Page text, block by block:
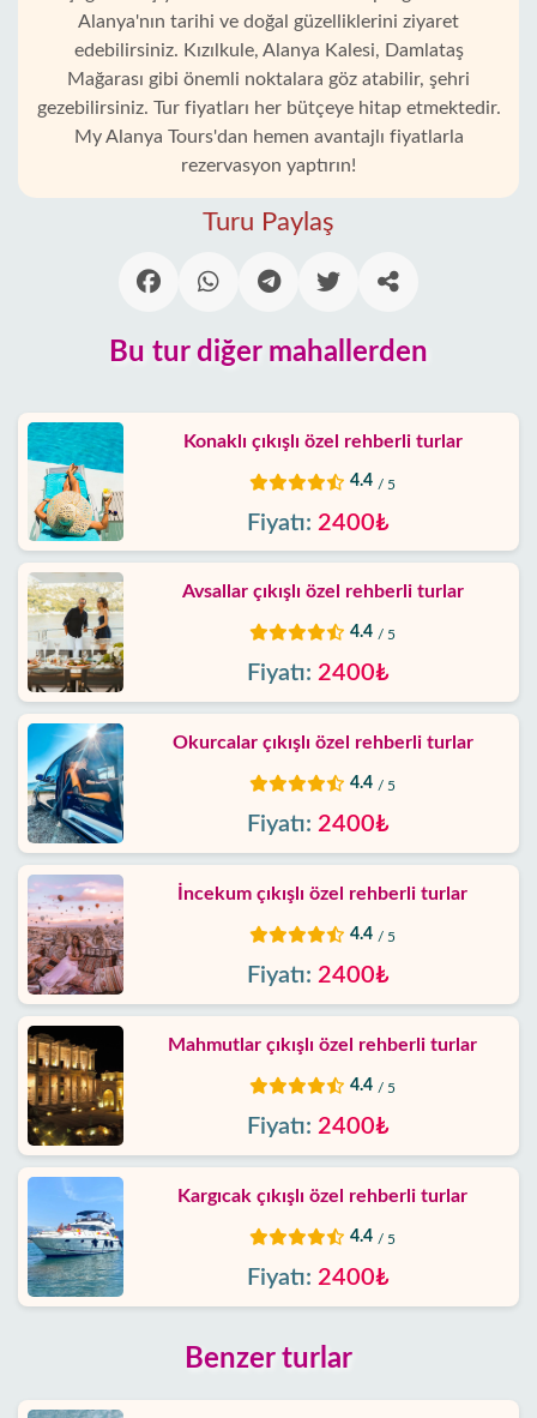
Sayfa
Google
yorumları
Biz
kimiz
Sunduklarımız
Hizmet
Şartları
Gizlilik
Politikası
İletişim
Alanya'nın tarihi ve doğal güzelliklerini ziyaret
edebilirsiniz. Kızılkule, Alanya Kalesi, Damlataş
Mağarası gibi önemli noktalara göz atabilir, şehri
gezebilirsiniz. Tur fiyatları her bütçeye hitap etmektedir.
My Alanya Tours'dan hemen avantajlı fiyatlarla
rezervasyon yaptırın!
Turu Paylaş
Bu tur diğer mahallerden
Konaklı çıkışlı özel rehberli turlar
4.4 / 5
Fiyatı: 2400₺
Avsallar çıkışlı özel rehberli turlar
4.4 / 5
Fiyatı: 2400₺
Okurcalar çıkışlı özel rehberli turlar
4.4 / 5
Fiyatı: 2400₺
İncekum çıkışlı özel rehberli turlar
4.4 / 5
Fiyatı: 2400₺
Mahmutlar çıkışlı özel rehberli turlar
4.4 / 5
Fiyatı: 2400₺
Kargıcak çıkışlı özel rehberli turlar
4.4 / 5
Fiyatı: 2400₺
Benzer turlar